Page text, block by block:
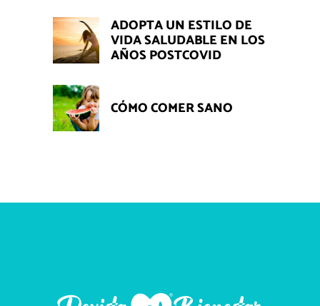
ADOPTA UN ESTILO DE
VIDA SALUDABLE EN LOS
AÑOS POSTCOVID
CÓMO COMER SANO